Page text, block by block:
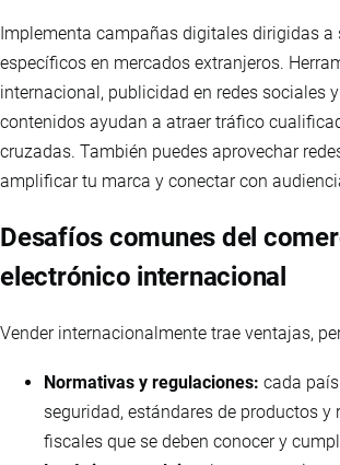
Implementa campañas digitales dirigidas a
específicos en mercados extranjeros.
internacional, publicidad en redes sociales
contenidos ayudan a atraer tráfico
cruzadas. También puedes aprovechar
amplificar tu marca y conectar con
Desafíos comunes del
electrónico internacional
Vender internacionalmente trae ventajas,
Normativas y regulaciones: cada
seguridad, estándares de productos y
fiscales que se deben conocer y